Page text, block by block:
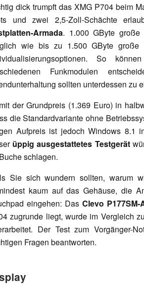
dick trumpft das XMG P704 beim
und zwei 2,5-Zoll-Schächte
Armada. 1.000 GByte
wie bis zu 1.500 GByte große
So
Funkmodulen
sollten unterdessen zu
der Grundpreis (1.369 Euro) in
die Standardvariante ohne
Aufpreis ist jedoch Windows 8.1
üppig ausgestattetes Testgerät
schlagen.
Sie sich wundern sollten, warum
kaum auf das Gehäuse, die
eingehen: Das Clevo P177SM-
zugrunde liegt, wurde im Vergleich
Der Test zum Vorgänger-
Fragen beantworten.